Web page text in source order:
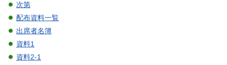
次第
配布資料一覧
出席者名簿
資料1
資料2-1